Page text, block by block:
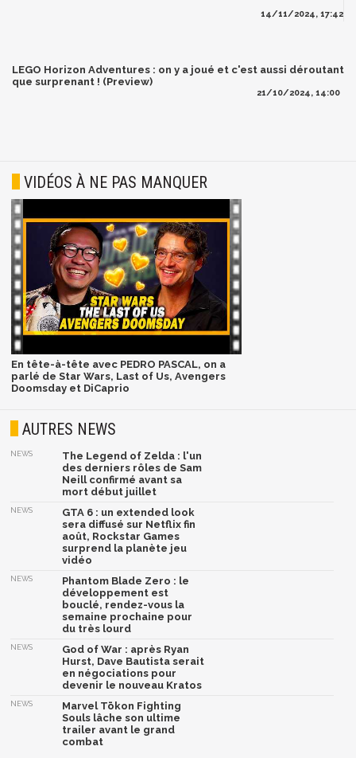
14/11/2024, 17:42
LEGO Horizon Adventures : on y a joué et c'est aussi déroutant
que surprenant ! (Preview)
21/10/2024, 14:00
VIDÉOS À NE PAS MANQUER
En tête-à-tête avec PEDRO PASCAL, on a
parlé de Star Wars, Last of Us, Avengers
Doomsday et DiCaprio
AUTRES NEWS
NEWS
The Legend of Zelda : l'un
des derniers rôles de Sam
Neill confirmé avant sa
mort début juillet
NEWS
GTA 6 : un extended look
sera diffusé sur Netflix fin
août, Rockstar Games
surprend la planète jeu
vidéo
NEWS
Phantom Blade Zero : le
développement est
bouclé, rendez-vous la
semaine prochaine pour
du très lourd
NEWS
God of War : après Ryan
Hurst, Dave Bautista serait
en négociations pour
devenir le nouveau Kratos
NEWS
Marvel Tōkon Fighting
Souls lâche son ultime
trailer avant le grand
combat